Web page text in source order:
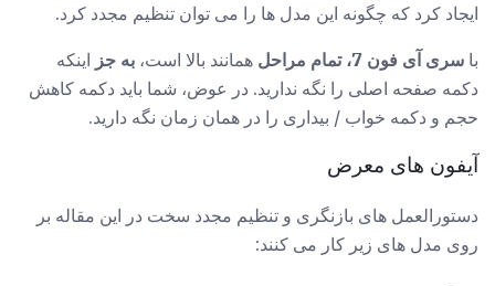
ایجاد کرد که چگونه این مدل ها را می توان تنظیم مجدد کرد.
با سری آی فون 7، تمام مراحل همانند بالا است، به جز اینکه
دکمه صفحه اصلی را نگه ندارید. در عوض، شما باید دکمه کاهش
حجم و دکمه خواب / بیداری را در همان زمان نگه دارید.
آیفون های معرض
دستورالعمل های بازنگری و تنظیم مجدد سخت در این مقاله بر
روی مدل های زیر کار می کنند: